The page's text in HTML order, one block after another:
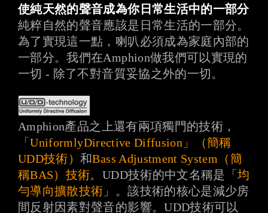
使純天然的聲音成為你日常生活中的一部分
純粹自然的聲音應該是日常生活的一部分。
為了實現這一點，喇叭必須成為家庭內部的
一部分。我們在Amphion做我們可以實現的
一切 - 除了不對音質妥協之外的一切。
Amphion產品之上還有兩項獨門的技術，
「UniformlyDirective Diffusion」（簡稱
UDD技術）和Bass Adjustment System（簡
稱BAS）技術。UDD技術的中文名稱是「均
勻導向擴散技術 」。該技術的核心是減少房
間反射因素對聲音的影響。UDD技術可以